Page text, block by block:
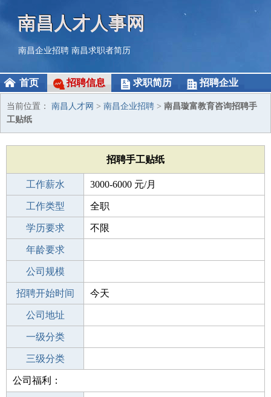
南昌人才人事网
南昌企业招聘 南昌求职者简历
首页 招聘信息 求职简历 招聘企业
当前位置： 南昌人才网 > 南昌企业招聘 > 南昌璇富教育咨询招聘手
工贴纸
招聘手工贴纸
工作薪水 3000-6000 元/月
招聘人数 5人
工作类型 全职
性别要求 -
学历要求 不限
工作经验
年龄要求
工作地点
公司规模
公司电话
招聘开始时间 今天
招聘结束时间
公司地址
一级分类
二级分类
三级分类
其他行业
公司福利：